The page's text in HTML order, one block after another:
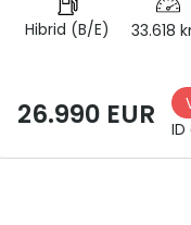
Hibrid (B/E) 33.618
26.990 EUR